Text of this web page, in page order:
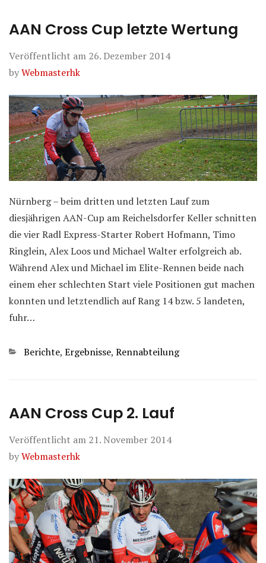
AAN Cross Cup letzte Wertung
Veröffentlicht am 26. Dezember 2014
byWebmasterhk
Nürnberg – beim dritten und letzten Lauf zum
diesjährigen AAN-Cup am Reichelsdorfer Keller schnitten
die vier Radl Express-Starter Robert Hofmann, Timo
Ringlein, Alex Loos und Michael Walter erfolgreich ab.
Während Alex und Michael im Elite-Rennen beide nach
einem eher schlechten Start viele Positionen gut machen
konnten und letztendlich auf Rang 14 bzw. 5 landeten,
fuhr…
Kategorien
Berichte, Ergebnisse, Rennabteilung
AAN Cross Cup 2. Lauf
Veröffentlicht am 21. November 2014
byWebmasterhk